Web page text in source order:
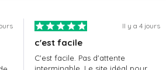
Il y a 4 jours
c'est facile
C'est facile. Pas d'attente